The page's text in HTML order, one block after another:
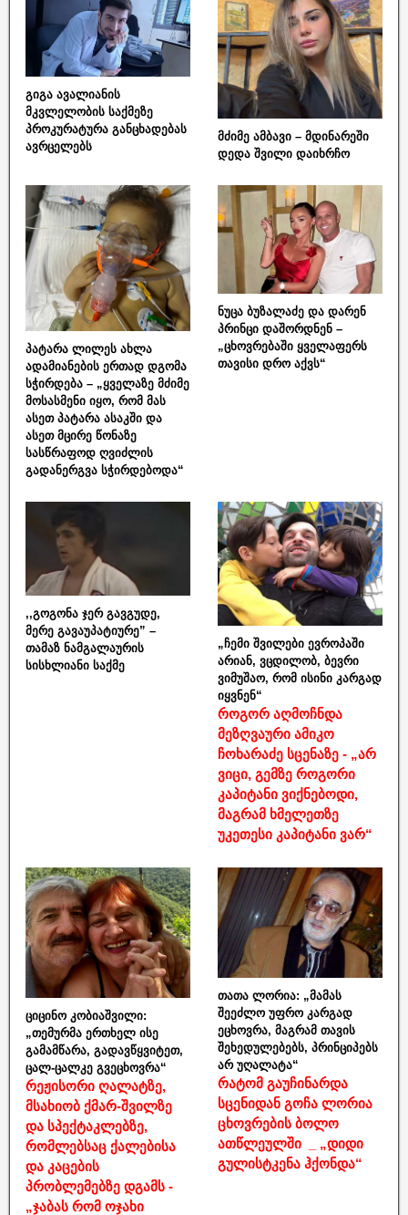
გიგა ავალიანის
მკვლელობის საქმეზე
პროკურატურა განცხადებას
ავრცელებს
მძიმე ამბავი – მდინარეში
დედა შვილი დაიხრჩო
პატარა ლილეს ახლა
ადამიანების ერთად დგომა
სჭირდება – „ყველაზე მძიმე
მოსასმენი იყო, რომ მას
ასეთ პატარა ასაკში და
ასეთ მცირე წონაზე
სასწრაფოდ ღვიძლის
გადანერგვა სჭირდებოდა“
ნუცა ბუზალაძე და დარენ
პრინცი დაშორდნენ –
„ცხოვრებაში ყველაფერს
თავისი დრო აქვს“
,,გოგონა ჯერ გავგუდე,
მერე გავაუპატიურე” –
თამაზ ნამგალაურის
სისხლიანი საქმე
„ჩემი შვილები ევროპაში
არიან, ვცდილობ, ბევრი
ვიმუშაო, რომ ისინი კარგად
იყვნენ“
როგორ აღმოჩნდა
მეზღვაური ამიკო
ჩოხარაძე სცენაზე - „არ
ვიცი, გემზე როგორი
კაპიტანი ვიქნებოდი,
მაგრამ ხმელეთზე
უკეთესი კაპიტანი ვარ“
ციცინო კობიაშვილი:
„თემურმა ერთხელ ისე
გამამწარა, გადავწყვიტეთ,
ცალ-ცალკე გვეცხოვრა“
რეჟისორი ღალატზე,
მსახიობ ქმარ-შვილზე
და სპექტაკლებზე,
რომლებსაც ქალებისა
და კაცების
პრობლემებზე დგამს -
„ჯაბას რომ ოჯახი
თათა ლორია: „მამას
შეეძლო უფრო კარგად
ეცხოვრა, მაგრამ თავის
შეხედულებებს, პრინციპებს
არ უღალატა“
რატომ გაუჩინარდა
სცენიდან გოჩა ლორია
ცხოვრების ბოლო
ათწლეულში _ „დიდი
გულისტკენა ჰქონდა“